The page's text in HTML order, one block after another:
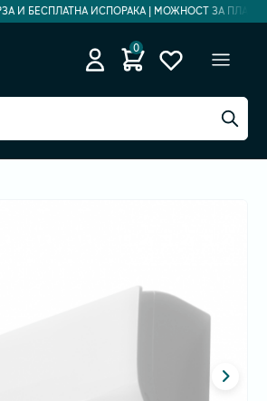
И БЕСПЛАТНА ИСПОРАКА | МОЖНОСТ ЗА
0